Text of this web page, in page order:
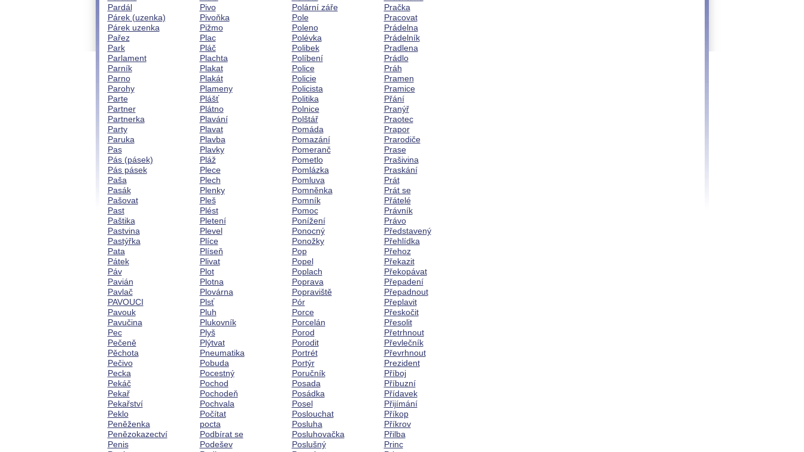
Pardál
Párek (uzenka)
Párek uzenka
Pařez
Park
Parlament
Parník
Parno
Parohy
Parte
Partner
Partnerka
Party
Paruka
Pas
Pás (pásek)
Pás pásek
Paša
Pasák
Pašovat
Past
Paštika
Pastvina
Pastýřka
Pata
Pátek
Páv
Pavián
Pavlač
PAVOUCI
Pavouk
Pavučina
Pec
Pečeně
Pěchota
Pečivo
Pecka
Pekáč
Pekař
Pekařství
Peklo
Peněženka
Penězokazectví
Penis
Pivo
Pivoňka
Pižmo
Plac
Pláč
Plachta
Plakat
Plakát
Plameny
Plášť
Plátno
Plavání
Plavat
Plavba
Plavky
Pláž
Plece
Plech
Plenky
Pleš
Plést
Pletení
Plevel
Plíce
Plíseň
Plivat
Plot
Plotna
Plovárna
Plsť
Pluh
Plukovník
Plyš
Plýtvat
Pneumatika
Pobuda
Pocestný
Pochod
Pochodeň
Pochvala
Počítat
pocta
Podbírat se
Podešev
Polární záře
Pole
Poleno
Polévka
Polibek
Políbení
Police
Policie
Policista
Politika
Polnice
Polštář
Pomáda
Pomazání
Pomeranč
Pometlo
Pomlázka
Pomluva
Pomněnka
Pomník
Pomoc
Ponížení
Ponocný
Ponožky
Pop
Popel
Poplach
Poprava
Popraviště
Pór
Porce
Porcelán
Porod
Porodit
Portrét
Portýr
Poručník
Posada
Posádka
Posel
Poslouchat
Posluha
Posluhovačka
Poslušný
Pračka
Pracovat
Prádelna
Prádelník
Pradlena
Prádlo
Práh
Pramen
Pramice
Přání
Pranýř
Praotec
Prapor
Prarodiče
Prase
Prašivina
Praskání
Prát
Prát se
Přátelé
Právník
Právo
Představený
Přehlídka
Přehoz
Překazit
Překopávat
Přepadení
Přepadnout
Přeplavit
Přeskočit
Přesolit
Přetrhnout
Převlečník
Převrhnout
Prezident
Příboj
Příbuzní
Přídavek
Přijímání
Příkop
Příkrov
Přilba
Princ